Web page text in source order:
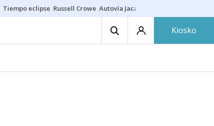
Tiempo eclipse Russell Crowe Autovía Jaca
Kiosko